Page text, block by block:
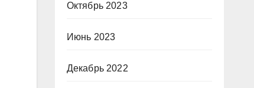
Октябрь 2023
Июнь 2023
Декабрь 2022